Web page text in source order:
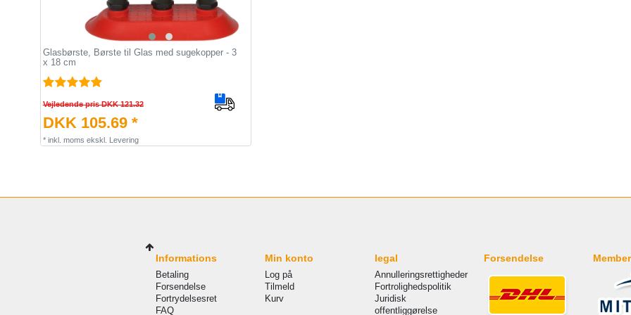
Glasbørste, Børste til Glas med sugekopper - 3
x 18 cm
Vejledende pris DKK 121.32
DKK 105.69 *
* inkl. moms ekskl. Levering
Informations
Betaling
Forsendelse
Fortrydelsesret
FAQ
Min konto
Log på
Tilmeld
Kurv
legal
Annulleringsrettigheder
Fortrolighedspolitik
Juridisk
offentliggørelse
Forsendelse